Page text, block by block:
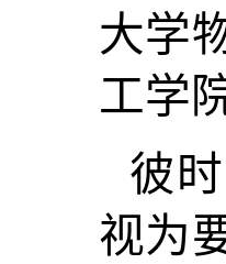
大学
工学
彼
视为